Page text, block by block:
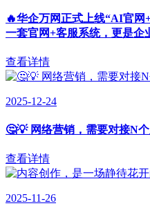
🔥华企万网正式上线“AI官
一套官网+客服系统，更是企
查看详情
2025-12-24
🤔💡 网络营销，需要对接N
查看详情
2025-11-26